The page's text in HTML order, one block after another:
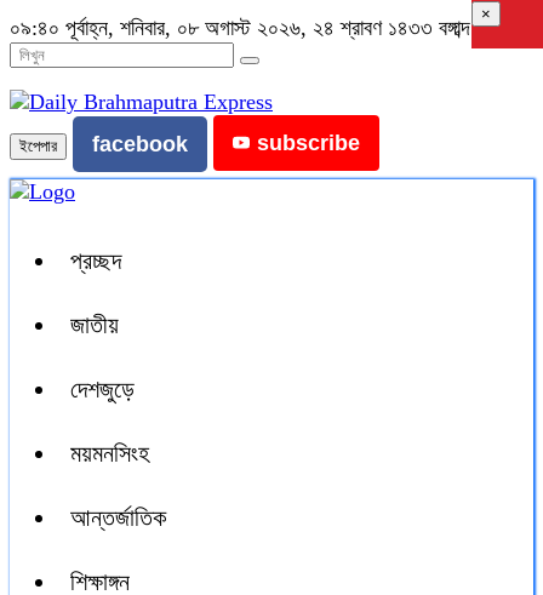
০৯:৪০ পূর্বাহ্ন, শনিবার, ০৮ অগাস্ট ২০২৬, ২৪ শ্রাবণ ১৪৩৩ বঙ্গাব্দ
ইপেপার facebook subscribe
প্রচ্ছদ
জাতীয়
দেশজুড়ে
ময়মনসিংহ
আন্তর্জাতিক
শিক্ষাঙ্গন
×